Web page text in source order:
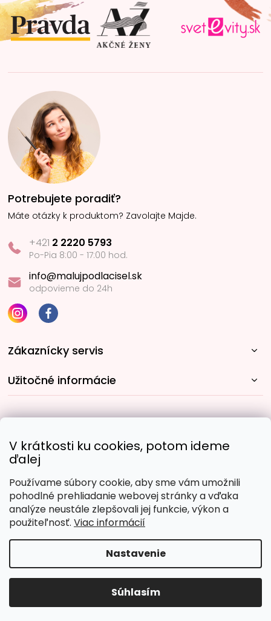
V krátkosti ku cookies, potom ideme
ďalej
Používame súbory cookie, aby sme vám umožnili
pohodlné prehliadanie webovej stránky a vďaka
analýze neustále zlepšovali jej funkcie, výkon a
použiteľnosť. Viac informácií
Nastavenie
Súhlasím
t
i
e
Potrebujete poradiť?
Máte otázky k produktom? Zavolajte Majde.
+421 2 2220 5793
Po-Pia 8:00 - 17:00 hod.
info@malujpodlacisel.sk
odpovieme do 24h
Zákaznícky servis
Užitočné informácie
Obľúbené spôsoby platby:
Copyright 2026Malujpodlacisel.sk. Všetky práva
vyhradené.Upraviť nastavenie cookies